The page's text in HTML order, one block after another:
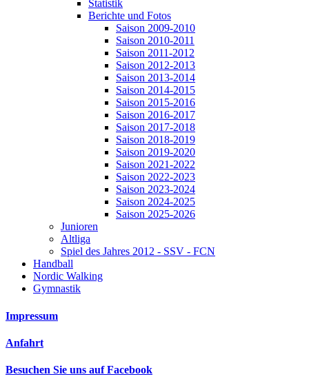
Statistik
Berichte und Fotos
Saison 2009-2010
Saison 2010-2011
Saison 2011-2012
Saison 2012-2013
Saison 2013-2014
Saison 2014-2015
Saison 2015-2016
Saison 2016-2017
Saison 2017-2018
Saison 2018-2019
Saison 2019-2020
Saison 2021-2022
Saison 2022-2023
Saison 2023-2024
Saison 2024-2025
Saison 2025-2026
Junioren
Altliga
Spiel des Jahres 2012 - SSV - FCN
Handball
Nordic Walking
Gymnastik
Impressum
Anfahrt
Besuchen Sie uns auf Facebook